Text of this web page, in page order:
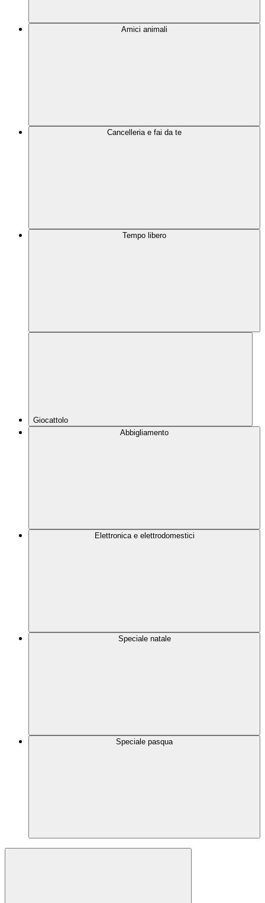
Amici animali
Cancelleria e fai da te
Tempo libero
Giocattolo
Abbigliamento
Elettronica e elettrodomestici
Speciale natale
Speciale pasqua